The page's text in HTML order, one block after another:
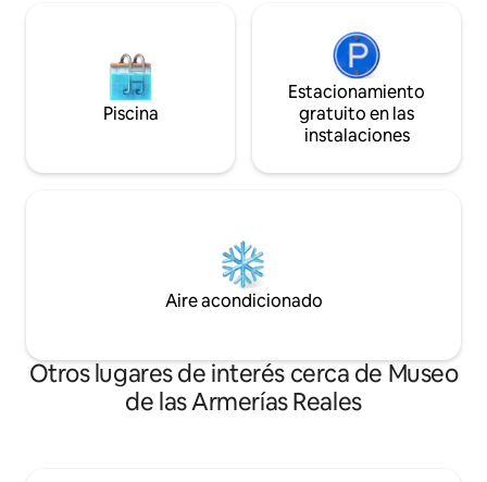
Piscina
Estacionamiento
gratuito en las
instalaciones
Aire acondicionado
Otros lugares de interés cerca de Museo
de las Armerías Reales